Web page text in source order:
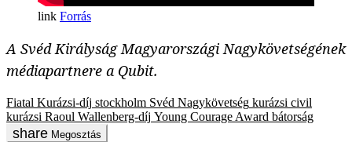
Forrás
A Svéd KirályságMagyarországi Nagykövetségének
médiapartnere a Qubit.
Fiatal Kurázsi-díj stockholm Svéd Nagykövetség kurázsi civil
kurázsi Raoul Wallenberg-díj Young Courage Award bátorság
Megosztás